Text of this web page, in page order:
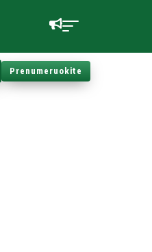
Prenumeruokite